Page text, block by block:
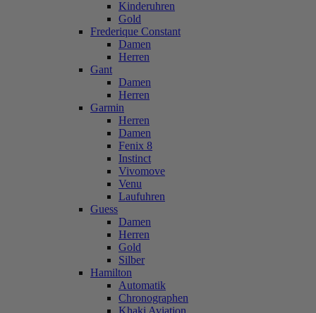
Kinderuhren
Gold
Frederique Constant
Damen
Herren
Gant
Damen
Herren
Garmin
Herren
Damen
Fenix 8
Instinct
Vivomove
Venu
Laufuhren
Guess
Damen
Herren
Gold
Silber
Hamilton
Automatik
Chronographen
Khaki Aviation